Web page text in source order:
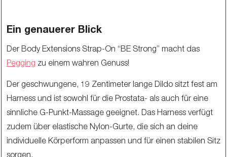
Ein genauerer Blick
Der Body Extensions Strap-On “BE Strong” macht das
Pegging zu einem wahren Genuss!
Der geschwungene, 19 Zentimeter lange Dildo sitzt fest am
Harness und ist sowohl für die Prostata- als auch für eine
sinnliche G-Punkt-Massage geeignet. Das Harness verfügt
zudem über elastische Nylon-Gurte, die sich an deine
individuelle Körperform anpassen und für einen stabilen Sitz
sorgen.